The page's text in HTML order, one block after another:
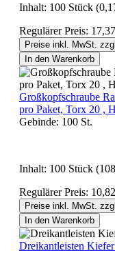
Inhalt: 100 Stück
Regulärer Preis:
Preise inkl. MwSt.
In den Warenkorb
Großkopfschraube
pro Paket, Torx 20 ,
Gebinde: 100 St.
Inhalt: 100 Stück
Regulärer Preis:
Preise inkl. MwSt.
In den Warenkorb
Dreikantleisten